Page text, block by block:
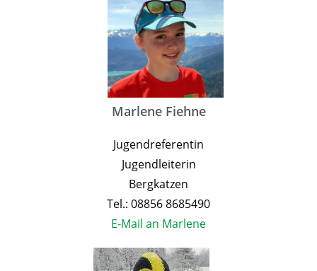
Marlene Fiehne
Jugendreferentin
Jugendleiterin
Bergkatzen
Tel.: 08856 8685490
E-Mail an Marlene